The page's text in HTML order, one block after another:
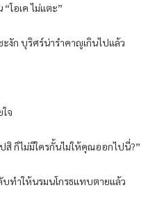
โอเค ไม่แตะ”
งัก บุริศร์น่ารำคาญเกินไปแล้ว
จ
ก็ไม่มีใครกั้นไม่ให้คุณออกไปนี่?”
ทำให้นรมนโกรธแทบตายแล้ว